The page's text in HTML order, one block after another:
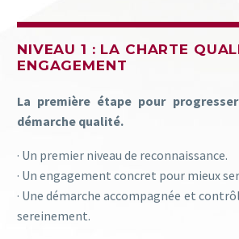
NIVEAU 1 : LA CHARTE
ENGAGEMENT
La première étape pour
démarche qualité.
· Un premier niveau de reconnaissance.
· Un engagement concret pour mieux
· Une démarche accompagnée et
sereinement.